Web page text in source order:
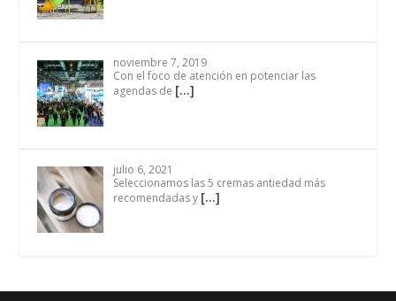
noviembre 7, 2019
Con el foco de atención en potenciar las
agendas de […]
julio 6, 2021
Seleccionamos las 5 cremas antiedad más
recomendadas y […]